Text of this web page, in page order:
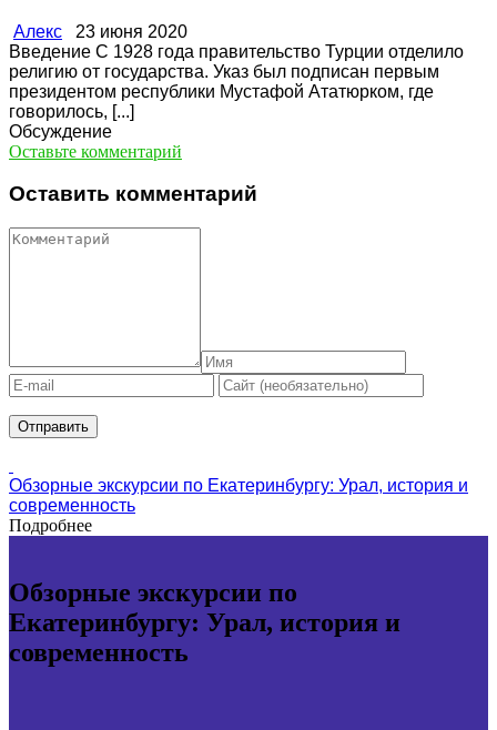
Алекс 23 июня 2020
Введение С 1928 года правительство Турции отделило
религию от государства. Указ был подписан первым
президентом республики Мустафой Ататюрком, где
говорилось, [...]
Обсуждение
Оставьте комментарий
Оставить комментарий
Обзорные экскурсии по Екатеринбургу: Урал, история и
современность
Подробнее
Обзорные экскурсии по
Екатеринбургу: Урал, история и
современность